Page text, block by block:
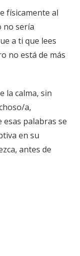
físicamente al
no sería
a ti que lees
no está de más
la calma, sin
a,
palabras se
en su
antes de